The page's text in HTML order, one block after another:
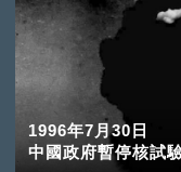
1996年7月30日
中國政府暫停核試